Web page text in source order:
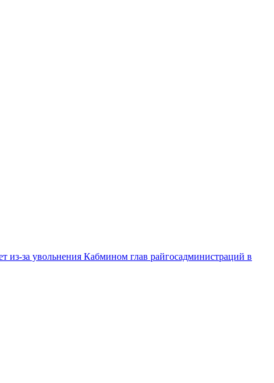
из-за увольнения Кабмином глав райгосадминистраций в